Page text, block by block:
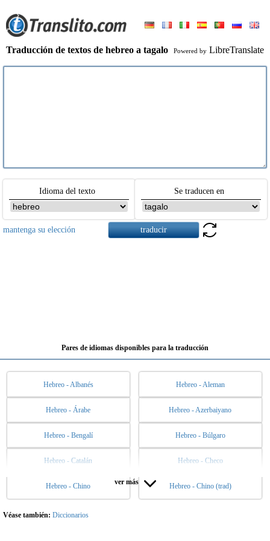
Traducción de textos de hebreo a tagalo Powered by LibreTranslate
Idioma del texto Se traducen en
mantenga su elección
Pares de idiomas disponibles para la traducción
Hebreo - Albanés Hebreo - Aleman
Hebreo - Árabe Hebreo - Azerbaiyano
Hebreo - Bengalí Hebreo - Búlgaro
Hebreo - Catalán Hebreo - Checo
Hebreo - Chino Hebreo - Chino (trad)
Hebreo - Danés Hebreo - Eslovaco
Hebreo - Esloveno
ver más
Véase también: Diccionarios